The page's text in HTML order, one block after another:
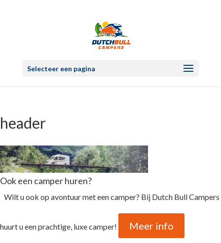
Selecteer een pagina
header
Ook een camper huren?
Wilt u ook op avontuur met een camper? Bij Dutch Bull Campers
huurt u een prachtige, luxe camper! Meer info